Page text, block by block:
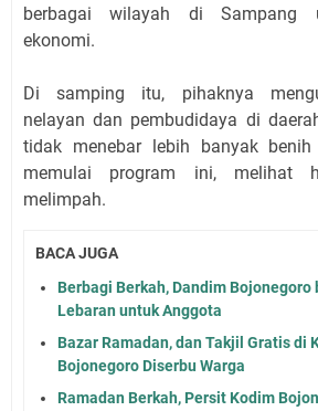
berbagai wilayah di Sampang
ekonomi.
Di samping itu, pihaknya
nelayan dan pembudidaya di
tidak menebar lebih banyak
memulai program ini, melihat
melimpah.
BACA JUGA
Berbagi Berkah, Dandim Bojonegoro
Lebaran untuk Anggota
Bazar Ramadan, dan Takjil Gratis di
Bojonegoro Diserbu Warga
Ramadan Berkah, Persit Kodim